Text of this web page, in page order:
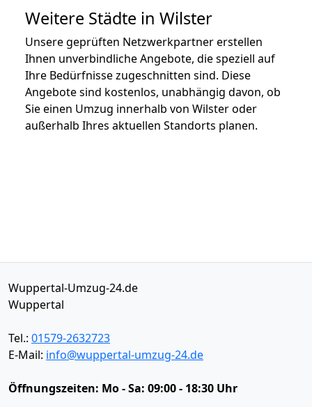
Weitere Städte in Wilster
Unsere geprüften Netzwerkpartner erstellen
Ihnen unverbindliche Angebote, die speziell auf
Ihre Bedürfnisse zugeschnitten sind. Diese
Angebote sind kostenlos, unabhängig davon, ob
Sie einen Umzug innerhalb von Wilster oder
außerhalb Ihres aktuellen Standorts planen.
Wuppertal-Umzug-24.de
Wuppertal
Tel.: 01579-2632723
E-Mail: info@wuppertal-umzug-24.de
Öffnungszeiten: Mo - Sa: 09:00 - 18:30 Uhr